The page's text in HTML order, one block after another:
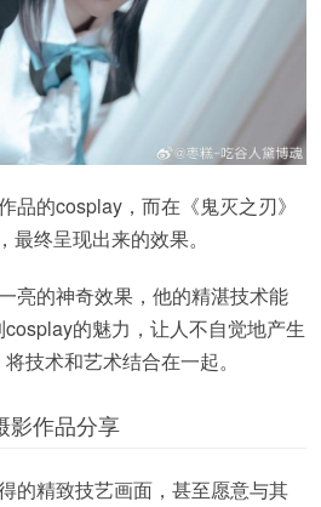
品的cosplay，而在《鬼灭之刃》
终呈现出来的效果。
亮的神奇效果，他的精湛技术能
的魅力，让人不自觉地产生
技术和艺术结合在一起。
影作品分享
的精致技艺画面，甚至愿意与其